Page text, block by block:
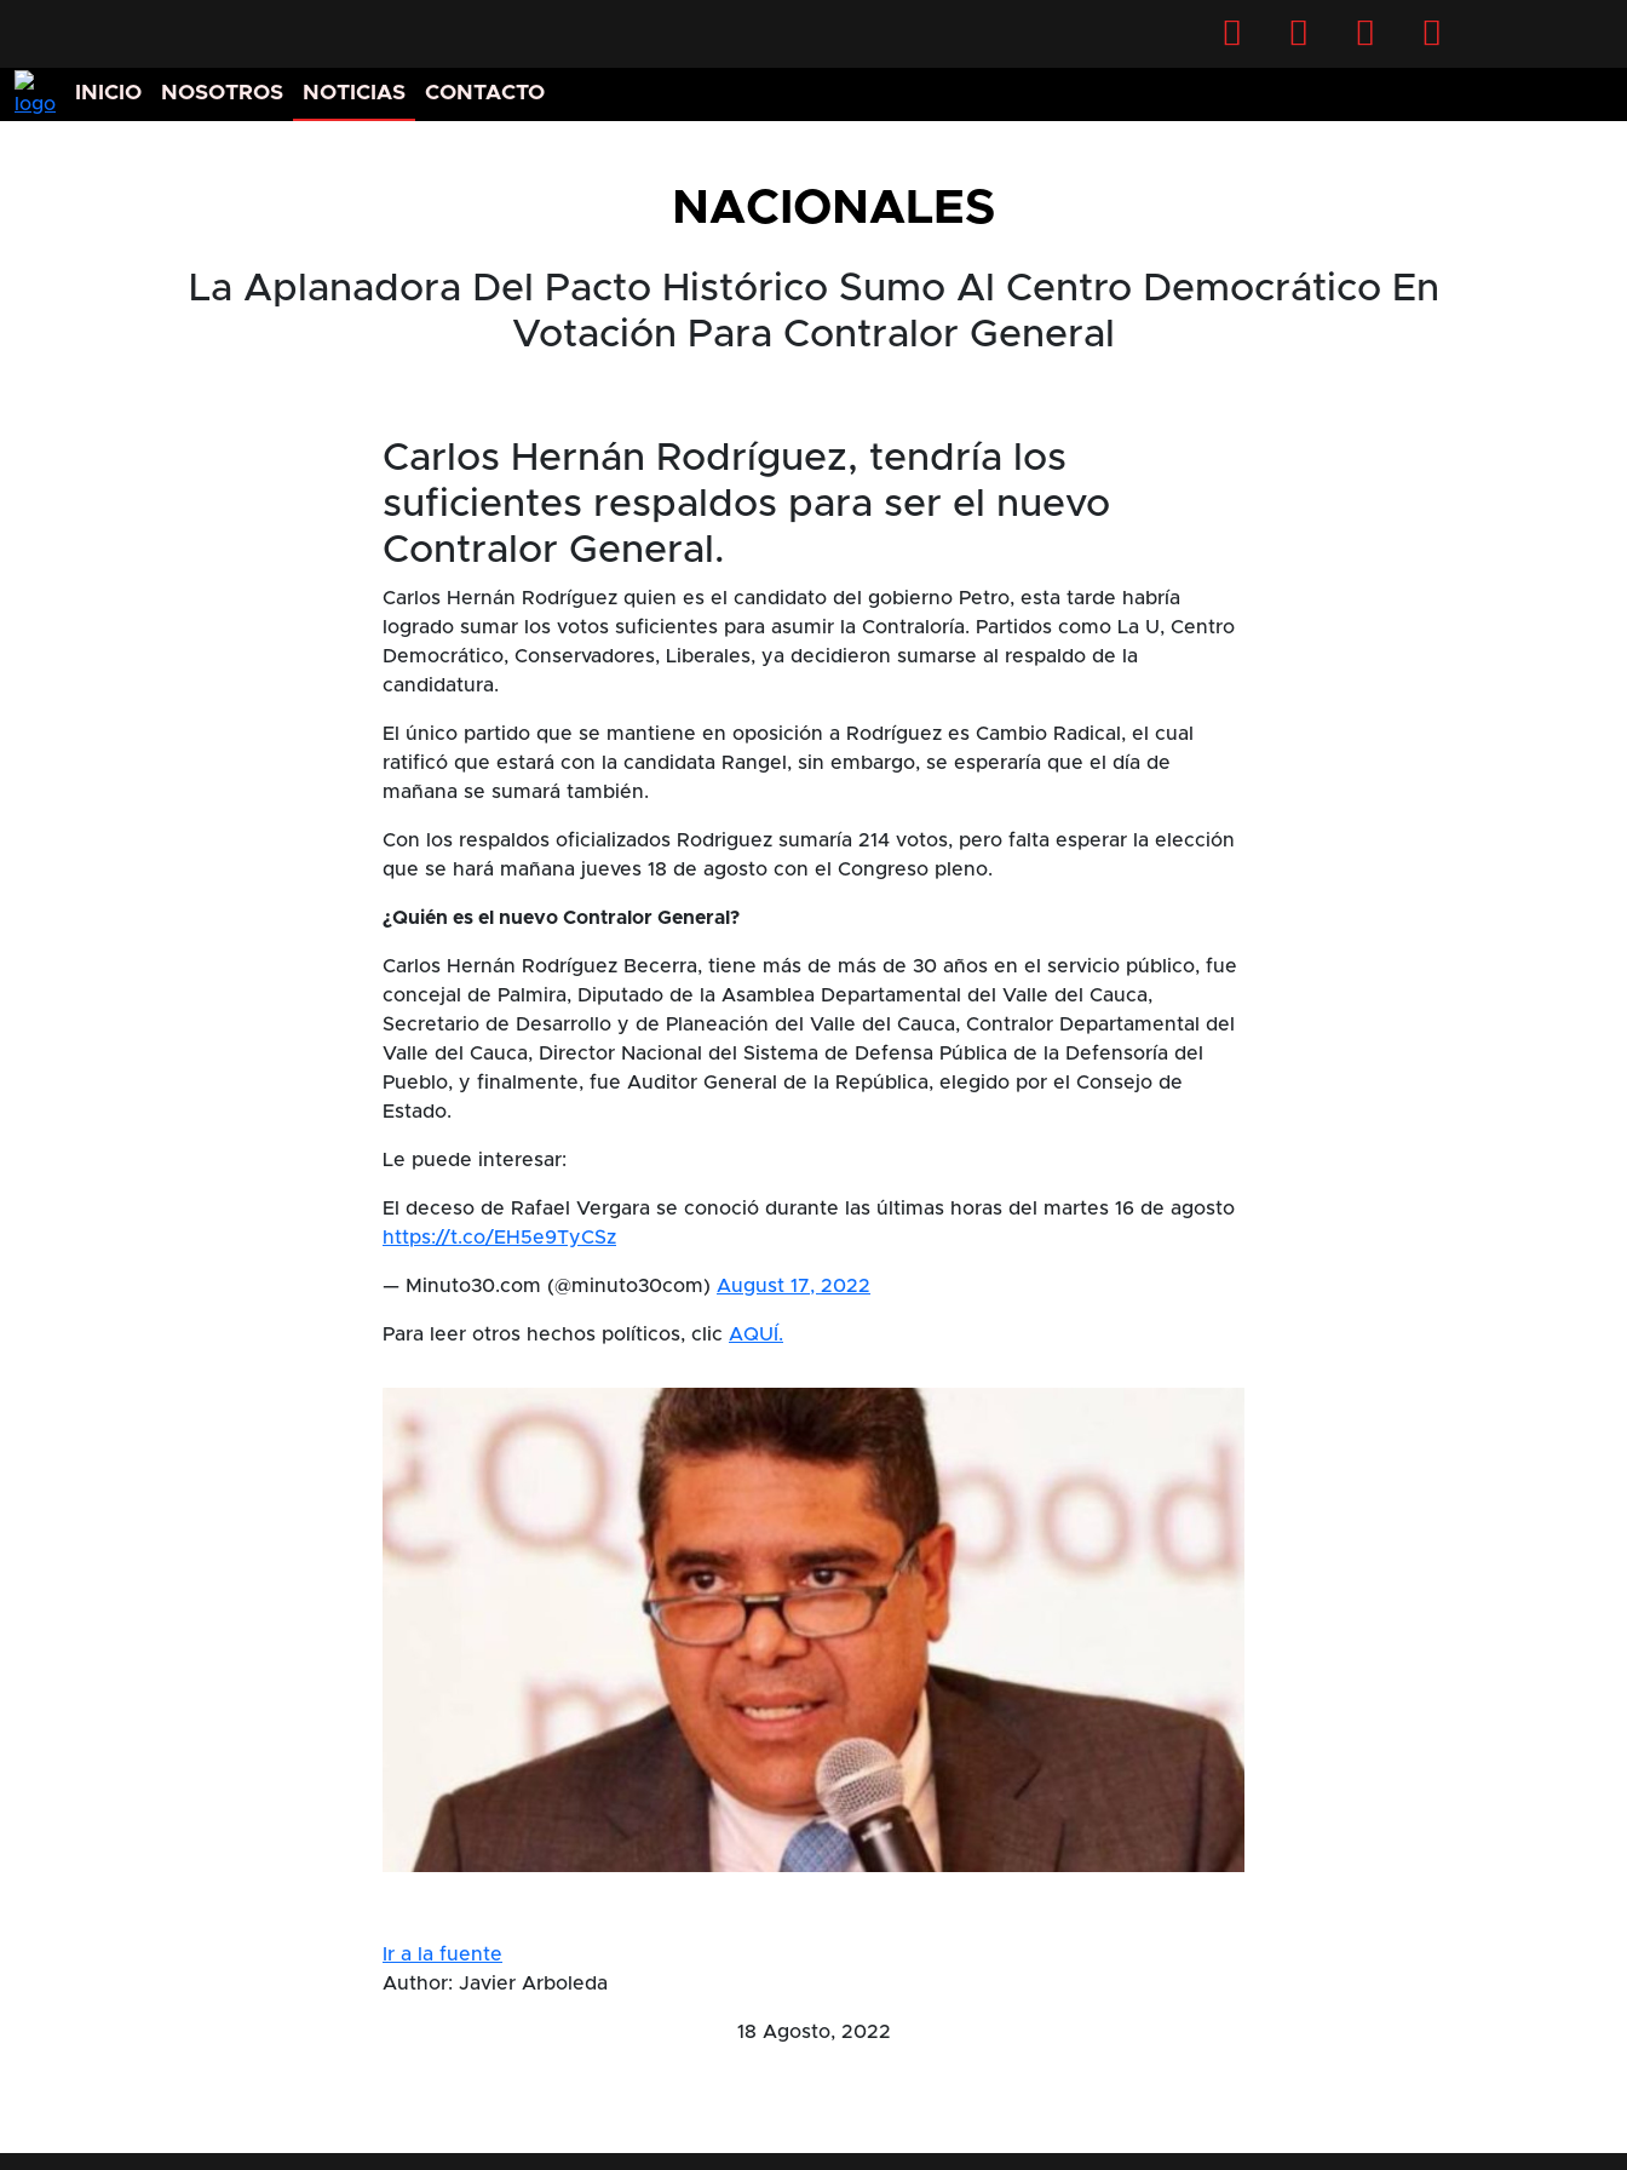
INICIO NOSOTROS NOTICIAS CONTACTO
NACIONALES
La Aplanadora Del Pacto Histórico Sumo Al Centro Democrático En
Votación Para Contralor General
Carlos Hernán Rodríguez, tendría los
suficientes respaldos para ser el nuevo
Contralor General.
Carlos Hernán Rodríguez quien es el candidato del gobierno Petro, esta tarde habría
logrado sumar los votos suficientes para asumir la Contraloría. Partidos como La U, Centro
Democrático, Conservadores, Liberales, ya decidieron sumarse al respaldo de la
candidatura.
El único partido que se mantiene en oposición a Rodríguez es Cambio Radical, el cual
ratificó que estará con la candidata Rangel, sin embargo, se esperaría que el día de
mañana se sumará también.
Con los respaldos oficializados Rodriguez sumaría 214 votos, pero falta esperar la elección
que se hará mañana jueves 18 de agosto con el Congreso pleno.
¿Quién es el nuevo Contralor General?
Carlos Hernán Rodríguez Becerra, tiene más de más de 30 años en el servicio público, fue
concejal de Palmira, Diputado de la Asamblea Departamental del Valle del Cauca,
Secretario de Desarrollo y de Planeación del Valle del Cauca, Contralor Departamental del
Valle del Cauca, Director Nacional del Sistema de Defensa Pública de la Defensoría del
Pueblo, y finalmente, fue Auditor General de la República, elegido por el Consejo de
Estado.
Le puede interesar:
El deceso de Rafael Vergara se conoció durante las últimas horas del martes 16 de agosto
https://t.co/EH5e9TyCSz
— Minuto30.com (@minuto30com) August 17, 2022
Para leer otros hechos políticos, clic AQUÍ.
Ir a la fuente
Author: Javier Arboleda
18 Agosto, 2022